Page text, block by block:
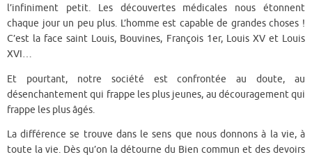
l’infiniment petit. Les découvertes médicales nous étonnent
chaque jour un peu plus. L’homme est capable de grandes choses !
C’est la face saint Louis, Bouvines, François 1er, Louis XV et Louis
XVI…
Et pourtant, notre société est confrontée au doute, au
désenchantement qui frappe les plus jeunes, au découragement qui
frappe les plus âgés.
La différence se trouve dans le sens que nous donnons à la vie, à
toute la vie. Dès qu’on la détourne du Bien commun et des devoirs